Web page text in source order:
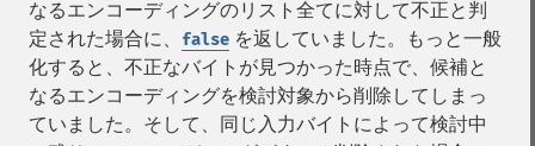
なるエンコーディングのリスト全てに対して不正と判
定された場合に、
false を返していました。もっと一般
化すると、不正なバイトが見つかった時点で、候補と
なるエンコーディングを検討対象から削除してしまっ
ていました。そして、同じ入力バイトによって検討中